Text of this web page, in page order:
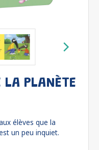
PLANÈTE
élèves que la
un peu inquiet.